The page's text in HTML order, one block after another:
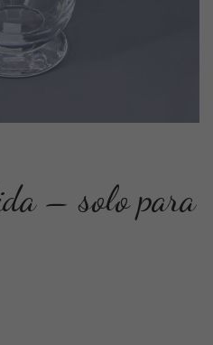
– solo para